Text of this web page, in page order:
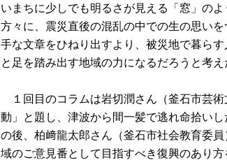
いまちに少しでも明るさが見える「窓」の
方々に、震災直後の混乱の中での生の思い
手な文章をひねり出すより、被災地で暮ら
と足を踏み出す地域の力になるだろうと考え
１回目のコラムは岩切潤さん（釜石市芸
動」と題し、津波から間一髪で逃れ命拾い
の後、柏﨑龍太郎さん（釜石市社会教育委
域のご意見番として目指すべき復興のあり